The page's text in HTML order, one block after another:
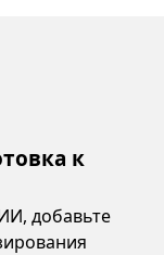
к
добавьте